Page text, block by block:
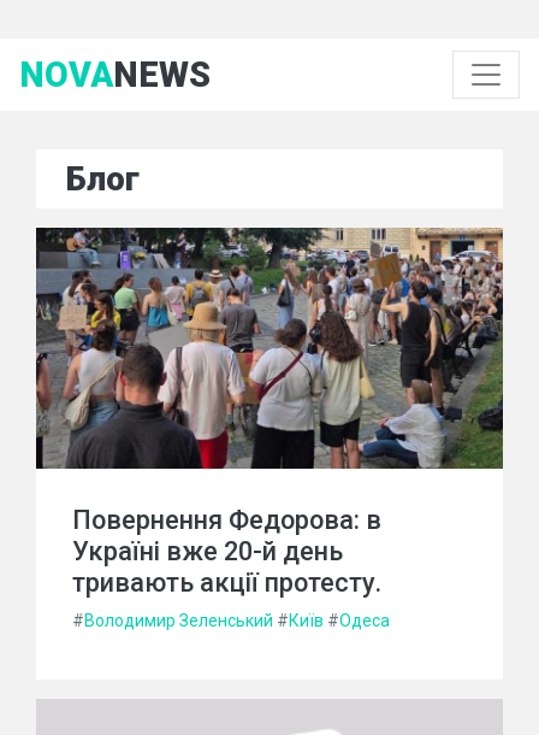
NOVANEWS
Блог
Повернення Федорова: в
Україні вже 20-й день
тривають акції протесту.
#Володимир Зеленський #Київ #Одеса